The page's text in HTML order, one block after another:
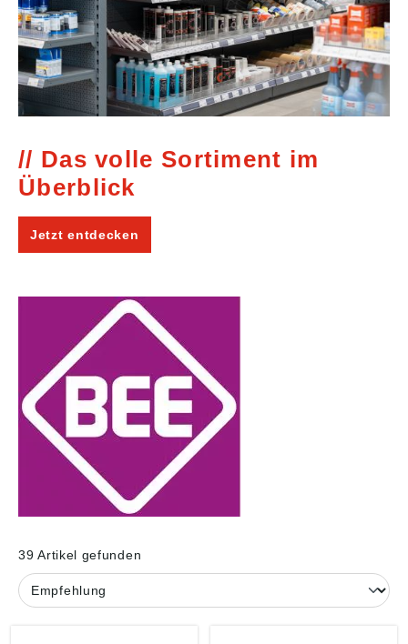
Das volle Sortiment im
Überblick
Jetzt entdecken
39 Artikel gefunden